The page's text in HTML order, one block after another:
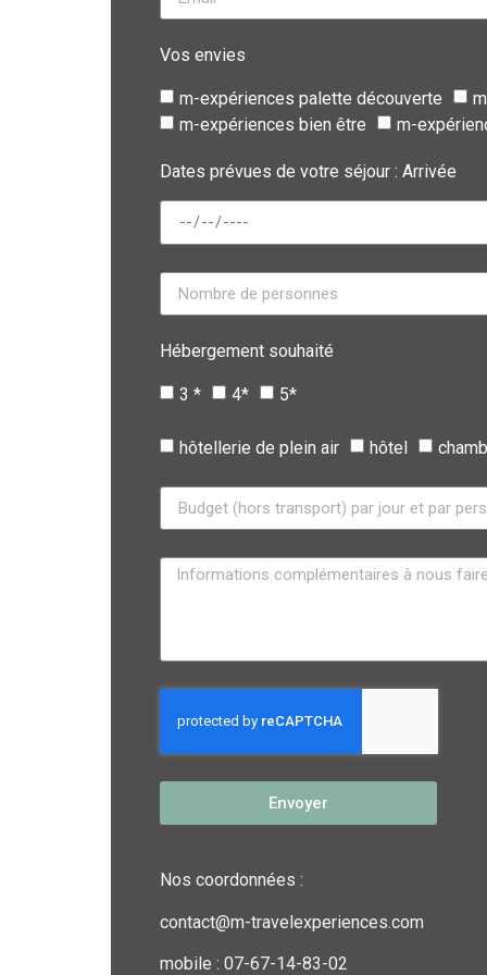
Vos envies
m-expériences palette découverte
m-expériences bien être
m-
Dates prévues de votre séjour : Arrivée
Hébergement souhaité
3 * 4* 5*
hôtellerie de plein air hôtel
Envoyer
Nos coordonnées :
contact@m-travelexperiences.com
mobile : 07-67-14-83-02